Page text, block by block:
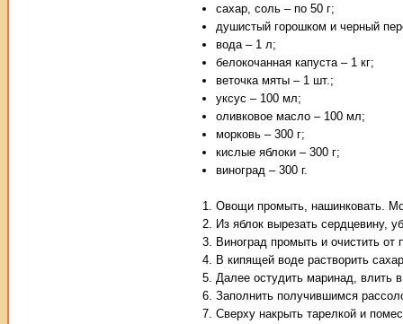
сахар, соль – по 50 г;
душистый горошком и черный
вода – 1 л;
белокочанная капуста – 1 кг;
веточка мяты – 1 шт.;
уксус – 100 мл;
оливковое масло – 100 мл;
морковь – 300 г;
кислые яблоки – 300 г;
виноград – 300 г.
Овощи промыть, нашинковать.
Из яблок вырезать сердцевину,
Виноград промыть и очистить от
В кипящей воде растворить
Далее остудить маринад, влить
Заполнить получившимся
Сверху накрыть тарелкой и